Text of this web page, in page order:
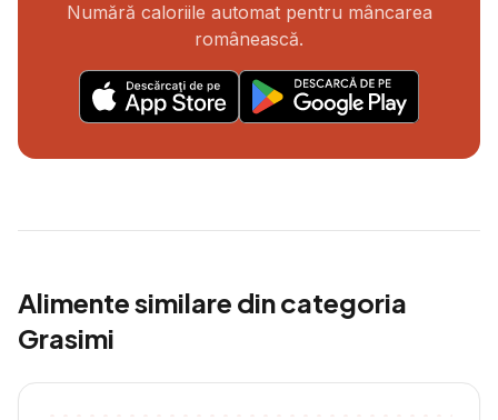
Numără caloriile automat pentru mâncarea
românească.
Alimente similare din categoria
Grasimi